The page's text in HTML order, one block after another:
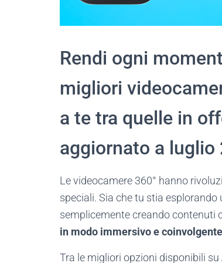
Rendi ogni
migliori
a te tra quelle in
aggiornato a luglio
Le videocamere 360° hanno
speciali. Sia che tu stia
semplicemente creando contenuti
in modo immersivo e coinvolgente
Tra le migliori opzioni disponibili